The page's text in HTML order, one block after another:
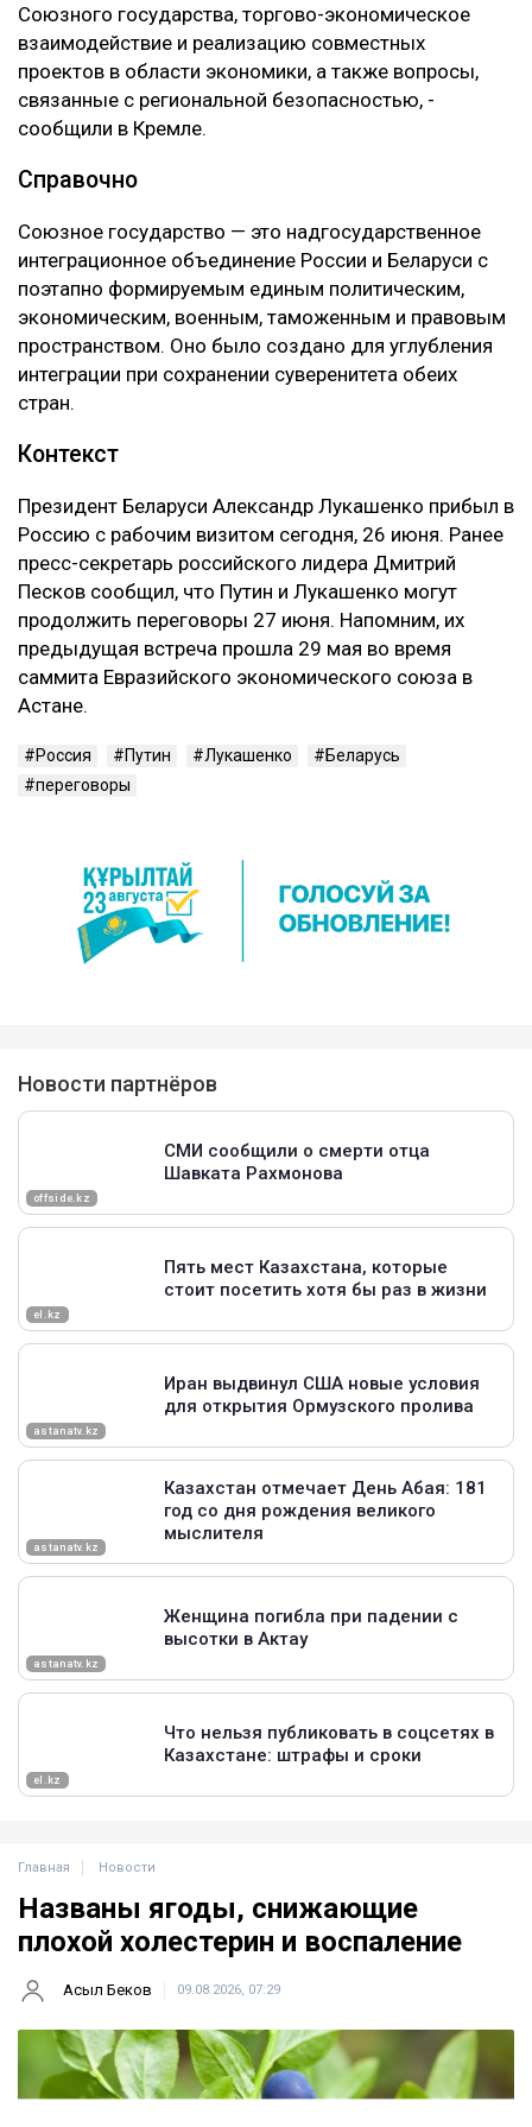
Союзного государства, торгово-экономическое
взаимодействие и реализацию совместных
проектов в области экономики, а также вопросы,
связанные с региональной безопасностью, -
сообщили в Кремле.
Справочно
Союзное государство — это надгосударственное
интеграционное объединение России и Беларуси с
поэтапно формируемым единым политическим,
экономическим, военным, таможенным и правовым
пространством. Оно было создано для углубления
интеграции при сохранении суверенитета обеих
стран.
Контекст
Президент Беларуси Александр Лукашенко прибыл в
Россию с рабочим визитом сегодня, 26 июня. Ранее
пресс-секретарь российского лидера Дмитрий
Песков сообщил, что Путин и Лукашенко могут
продолжить переговоры 27 июня. Напомним, их
предыдущая встреча прошла 29 мая во время
саммита Евразийского экономического союза в
Астане.
Россия Путин Лукашенко
Беларусь
переговоры
Главная Новости
Названы ягоды, снижающие
плохой холестерин и воспаление
Асыл Беков 09.08.2026, 07:29